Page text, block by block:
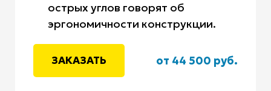
острых углов говорят об
эргономичности конструкции.
ЗАКАЗАТЬ от 44 500 руб.